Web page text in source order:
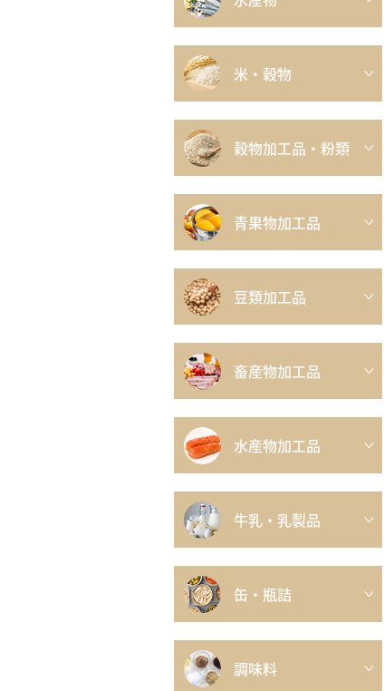
米・穀物
穀物加工品・粉類
青果物加工品
豆類加工品
畜産物加工品
水産物加工品
牛乳・乳製品
缶・瓶詰
調味料